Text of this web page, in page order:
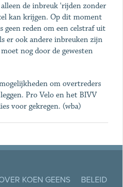
de inbreuk 'rijden zonder
kan krijgen. Op dit moment
reden om een celstraf uit
er ook andere inbreuken zijn
nog door de gewesten
om overtreders
Pro Velo en het BIVV
voor gekregen. (wba)
KOEN GEENS
BELEID